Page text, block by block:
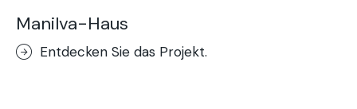
Manilva-Haus
Entdecken Sie das Projekt.